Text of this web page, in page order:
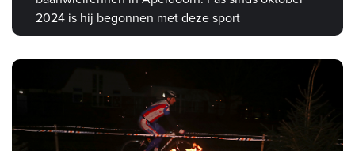
2024 is hij begonnen met deze sport